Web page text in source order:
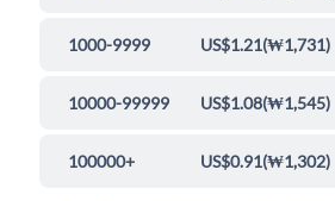
1000-9999 US$1.21(₩1,731)
10000-99999 US$1.08(₩1,545)
100000+ US$0.91(₩1,302)